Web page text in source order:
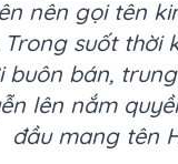
nên gọi tên
Trong suốt thời
buôn bán,
lên nắm
đầu mang tên